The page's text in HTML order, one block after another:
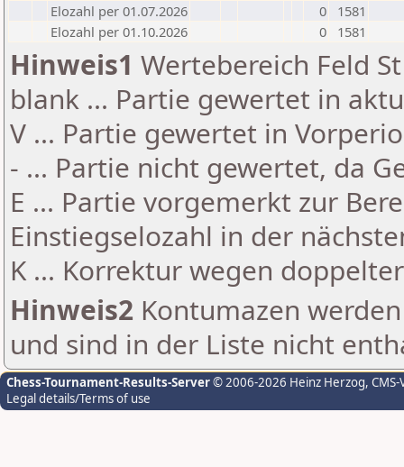
Elozahl per 01.07.2026
0
1581
Elozahl per 01.10.2026
0 1581
Hinweis1 Wertebereich Feld
blank ... Partie gewertet in
V ... Partie gewertet in
- ... Partie nicht gewertet, da
E ... Partie vorgemerkt zur
Einstiegselozahl in der
K ... Korrektur wegen
Hinweis2 Kontumazen
und sind in der Liste nicht
Chess-Tournament-Results-Server© 2006-2026 Heinz Herzog,
Legal details/Terms of use